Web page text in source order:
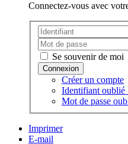
Connectez-vous avec
Se souvenir de moi
Créer un compte
Identifiant oublié
Mot de passe
Imprimer
E-mail